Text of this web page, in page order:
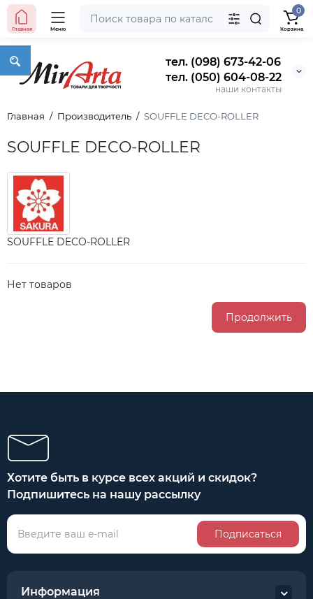
тел. (098) 673-42-06
тел. (050) 604-08-22
наши контакты
Главная Меню
0
Корзина
Главная Производитель SOUFFLE DECO-ROLLER
SOUFFLE DECO-ROLLER
SOUFFLE DECO-ROLLER
Нет товаров
Продолжить
Хотите быть в курсе всех акций и скидок?
Подпишитесь на нашу рассылку
Подписаться
Информация